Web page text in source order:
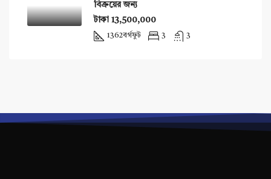
বিক্রয়ের জন্য
টাকা 13,500,000
1362বর্গফুট 3 3